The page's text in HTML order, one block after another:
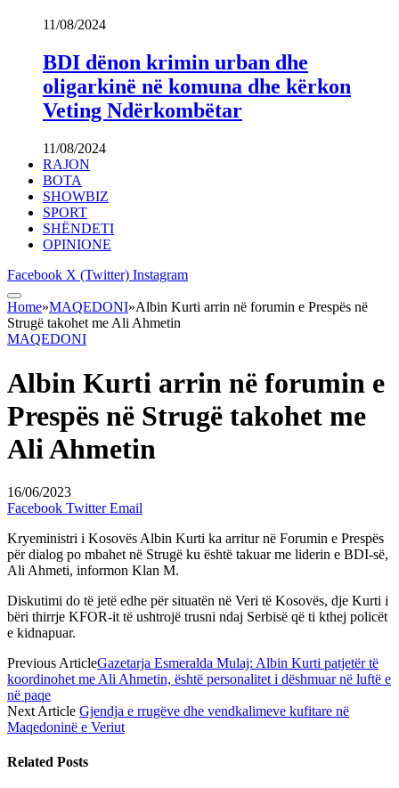
11/08/2024
BDI dënon krimin urban dhe
oligarkinë në komuna dhe kërkon
Veting Ndërkombëtar
11/08/2024
RAJON
BOTA
SHOWBIZ
SPORT
SHËNDETI
OPINIONE
Facebook X (Twitter) Instagram
Home»MAQEDONI»Albin Kurti arrin në forumin e Prespës në
Strugë takohet me Ali Ahmetin
MAQEDONI
Albin Kurti arrin në forumin e
Prespës në Strugë takohet me
Ali Ahmetin
16/06/2023
Facebook Twitter Email
Kryeministri i Kosovës Albin Kurti ka arritur në Forumin e Prespës
për dialog po mbahet në Strugë ku është takuar me liderin e BDI-së,
Ali Ahmeti, informon Klan M.
Diskutimi do të jetë edhe për situatën në Veri të Kosovës, dje Kurti i
bëri thirrje KFOR-it të ushtrojë trusni ndaj Serbisë që ti kthej policët
e kidnapuar.
Previous ArticleGazetarja Esmeralda Mulaj: Albin Kurti patjetër të
koordinohet me Ali Ahmetin, është personalitet i dëshmuar në luftë e
në paqe
Next Article Gjendja e rrugëve dhe vendkalimeve kufitare në
Maqedoninë e Veriut
Related Posts